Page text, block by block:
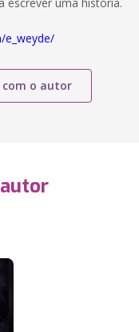
e_weyde/
com o autor